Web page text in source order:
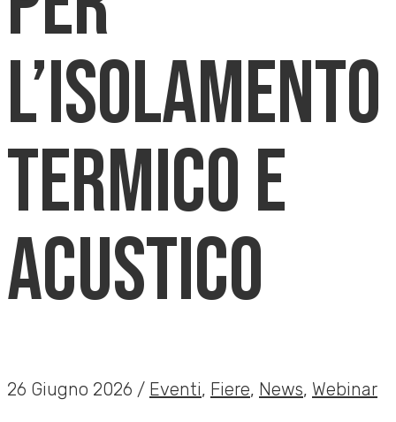
l’isolamento
termico e
acustico
26 Giugno 2026 / Eventi, Fiere, News, Webinar